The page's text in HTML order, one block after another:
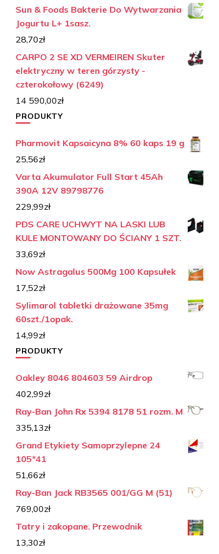
Sun & Foods Bakterie Do Wytwarzania
Jogurtu L+ 1sasz.
28,70zł
CARPO 2 SE XD VERMEIREN Skuter
elektryczny w teren górzysty -
czterokołowy (6249)
14 590,00zł
PRODUKTY
Pharmovit Kapsaicyna 8% 60 kaps 19 g
25,56zł
Varta Akumulator Full Start 45Ah
390A 12V 89798776
229,99zł
PDS CARE UCHWYT NA LASKI LUB
KULE MONTOWANY DO ŚCIANY 1 SZT.
33,69zł
Now Astragalus 500Mg 100 Kapsułek
17,52zł
Sylimarol tabletki drażowane 35mg
60szt./1opak.
14,99zł
PRODUKTY
Oakley 8046 804603 59 Airdrop
402,99zł
Ray-Ban John Rx 5394 8178 51 rozm. M
335,13zł
Grand Etykiety Samoprzylepne 24
105*41
51,66zł
Ray-Ban Jack RB3565 001/GG M (51)
769,00zł
Tatry i zakopane. Przewodnik
13,30zł